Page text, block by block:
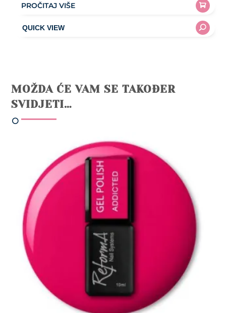
PROČITAJ VIŠE
MOŽDA ĆE VAM SE TAKOĐER
SVIDJETI…